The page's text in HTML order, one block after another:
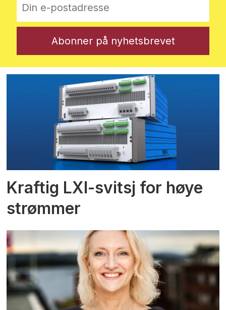
Kraftig LXI-svitsj for høye
strømmer